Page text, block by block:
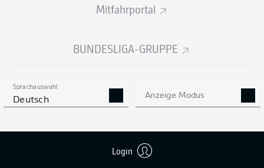
Mitfahrportal
BUNDESLIGA-GRUPPE
Sprachauswahl
Deutsch Anzeige Modus
Login
Saisontore gelangen Mees per Kopf! Allein Davie Selke
traf in dieser Saison öfter per Kopf.
Kann Fürth hier doch nochmal zurückschlagen?